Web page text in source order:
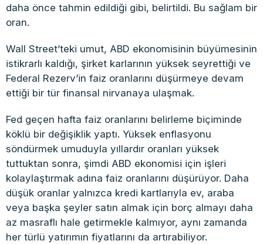
daha önce tahmin edildiği gibi, belirtildi. Bu sağlam bir
oran.
Wall Street’teki umut, ABD ekonomisinin büyümesinin
istikrarlı kaldığı, şirket karlarının yüksek seyrettiği ve
Federal Rezerv’in faiz oranlarını düşürmeye devam
ettiği bir tür finansal nirvanaya ulaşmak.
Fed geçen hafta faiz oranlarını belirleme biçiminde
köklü bir değişiklik yaptı. Yüksek enflasyonu
söndürmek umuduyla yıllardır oranları yüksek
tuttuktan sonra, şimdi ABD ekonomisi için işleri
kolaylaştırmak adına faiz oranlarını düşürüyor. Daha
düşük oranlar yalnızca kredi kartlarıyla ev, araba
veya başka şeyler satın almak için borç almayı daha
az masraflı hale getirmekle kalmıyor, aynı zamanda
her türlü yatırımın fiyatlarını da artırabiliyor.